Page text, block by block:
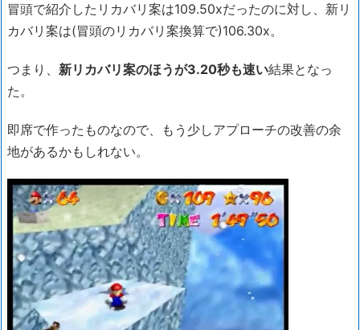
冒頭で紹介したリカバリ案は109.50xだったのに対し、新リ
カバリ案は(冒頭のリカバリ案換算で)106.30x。
つまり、 新リカバリ案のほうが3.20秒も速い結果となっ
た。
即席で作ったものなので、もう少しアプローチの改善の余
地があるかもしれない。